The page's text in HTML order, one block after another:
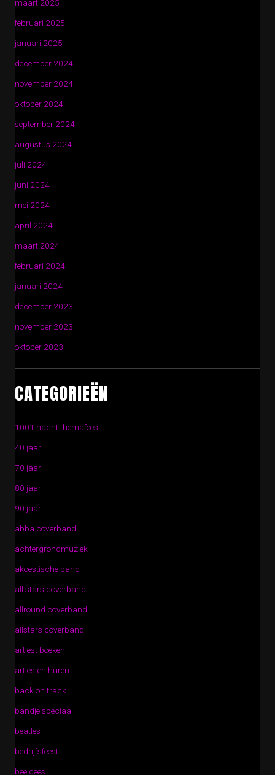
maart 2025
februari 2025
januari 2025
december 2024
november 2024
oktober 2024
september 2024
augustus 2024
juli 2024
juni 2024
mei 2024
april 2024
maart 2024
februari 2024
januari 2024
december 2023
november 2023
oktober 2023
CATEGORIEËN
1001 nacht themafeest
40 jaar
70 jaar
80 jaar
90 jaar
abba coverband
achtergrondmuziek
akoestische band
all stars coverband
allround coverband
allstars coverband
artiest boeken
artiesten huren
back on track
bandje speciaal
beatles
bedrijfsfeest
bee gees